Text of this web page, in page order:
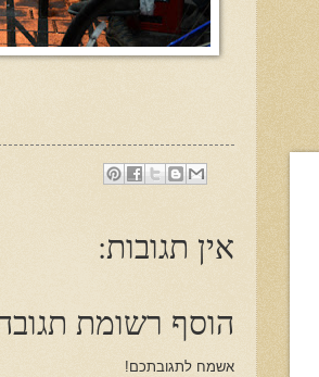
אין תגובות:
הוסף רשומת
אשמח לתגובתכם!